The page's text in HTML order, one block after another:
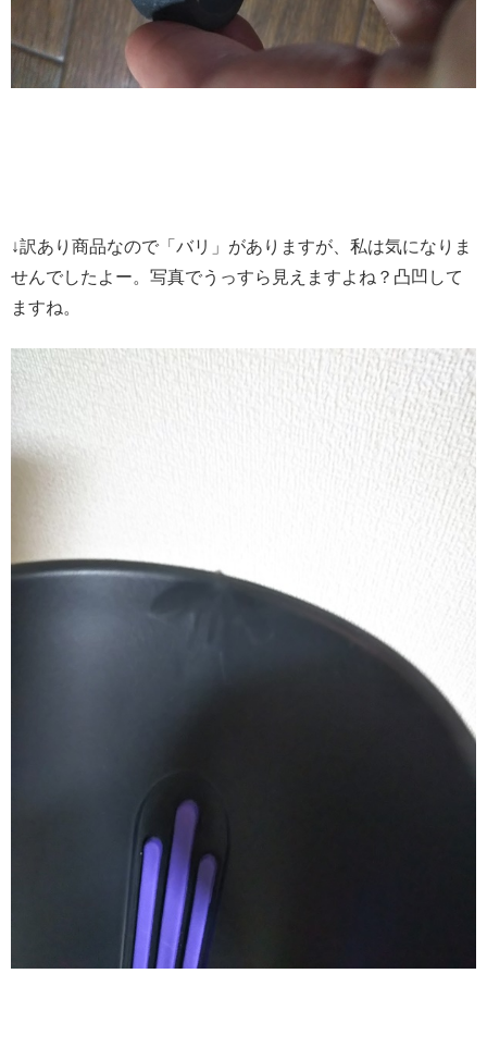
↓訳あり商品なので「バリ」がありますが、私は気になりま
せんでしたよー。写真でうっすら見えますよね？凸凹して
ますね。